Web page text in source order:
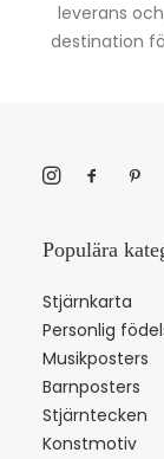
leverans
destination
Populära
Stjärnkarta
Personlig
Musikposters
Barnposters
Stjärntecken
Konstmotiv